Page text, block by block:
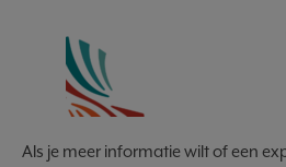
Als je meer informatie wilt of een